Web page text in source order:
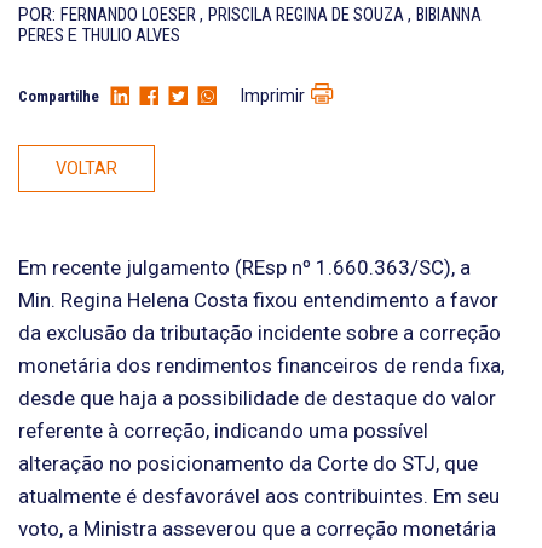
POR: FERNANDO LOESER, PRISCILA REGINA DE SOUZA, BIBIANNA
PERES E THULIO ALVES
Compartilhe Imprimir
VOLTAR
Em recente julgamento (REsp nº 1.660.363/SC), a
Min. Regina Helena Costa fixou entendimento a favor
da exclusão da tributação incidente sobre a correção
monetária dos rendimentos financeiros de renda fixa,
desde que haja a possibilidade de destaque do valor
referente à correção, indicando uma possível
alteração no posicionamento da Corte do STJ, que
atualmente é desfavorável aos contribuintes. Em seu
voto, a Ministra asseverou que a correção monetária